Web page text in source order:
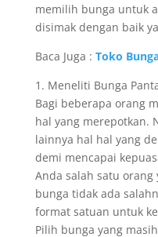
memilih bunga untuk
disimak dengan baik
Baca Juga : Toko
1. Meneliti Bunga
Bagi beberapa orang
hal yang merepotkan.
lainnya hal hal yang
demi mencapai
Anda salah satu
bunga tidak ada
format satuan untuk
Pilih bunga yang